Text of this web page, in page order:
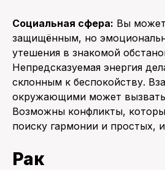
Социальная сфера: Вы
защищённым, но
утешения в знакомой
Непредсказуемая энергия
склонным к беспокойству.
окружающими может
Возможны конфликты,
поиску гармонии и простых,
Рак